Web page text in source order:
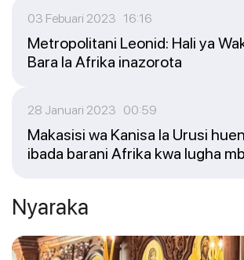
03 Febuari 2023 16:16
Metropolitani Leonid: Hali ya
Bara la Afrika
28 Januari 2023 00:59
Makasisi wa Kanisa la Urusi
ibada barani Afrika kwa lugha
Nyaraka